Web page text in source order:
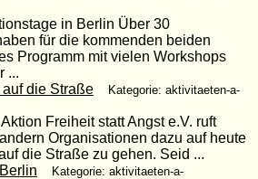
in Berlin Über 30
für die kommenden beiden
Programm mit vielen Workshops
...
die Straße
Kategorie: aktivitaeten-a-
Freiheit statt Angst e.V. ruft
Organisationen dazu auf heute
die Straße zu gehen. Seid ...
Kategorie: aktivitaeten-a-